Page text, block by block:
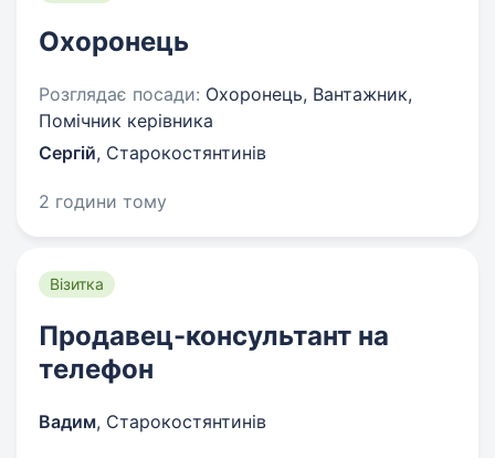
Охоронець
Розглядає посади: Охоронець, Вантажник,
Помічник керівника
Сергій, Старокостянтинів
2 години тому
Візитка
Продавец-консультант на
телефон
Вадим, Старокостянтинів